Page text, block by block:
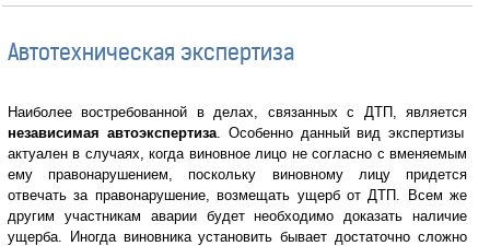
Автотехническая экспертиза
Наиболее востребованной в делах, связанных с ДТП, является
независимая автоэкспертиза. Особенно данный вид экспертизы
актуален в случаях, когда виновное лицо не согласно с вменяемым
ему правонарушением, поскольку виновному лицу придется
отвечать за правонарушение, возмещать ущерб от ДТП. Всем же
другим участникам аварии будет необходимо доказать наличие
ущерба. Иногда виновника установить бывает достаточно сложно